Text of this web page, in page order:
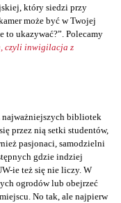
który siedzi przy
może być w Twojej
to ukazywać?”. Polecamy
czyli inwigilacja z
najważniejszych bibliotek
przez nią setki studentów,
pasjonaci, samodzielni
gdzie indziej
ie też się nie liczy. W
ogrodów lub obejrzeć
No tak, ale najpierw